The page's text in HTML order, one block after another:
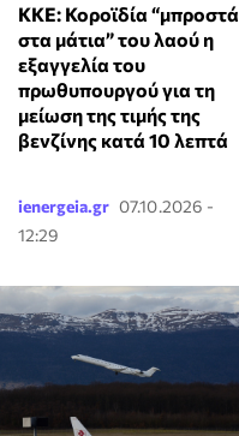
ΚΚΕ: Κοροϊδία “μπροστά
στα μάτια” του λαού η
εξαγγελία του
πρωθυπουργού για τη
μείωση της τιμής της
βενζίνης κατά 10 λεπτά
ienergeia.gr 07.10.2026 -
12:29